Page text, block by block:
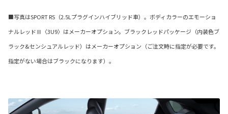
■写真はSPORT RS（2.5Lプラグインハイブリッド車）。ボディカラーのエモーショ
ナルレッドⅢ〈3U9〉はメーカーオプション。ブラックレッドパッケージ（内装色ブ
ラック&センシュアルレッド）はメーカーオプション（ご注文時に指定が必要です。
指定がない場合はブラックになります）。